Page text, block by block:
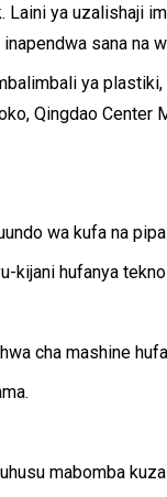
Laini ya
sana na
ya
Qingdao
wa kufa na
kijani hufanya
cha mashine
mabomba